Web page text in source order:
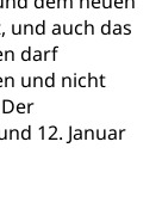
und auch das
darf
und nicht
12. Januar